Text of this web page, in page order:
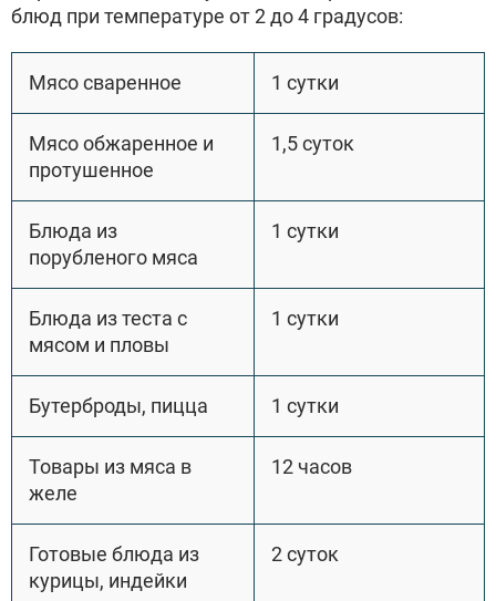
блюд при температуре от 2 до 4 градусов:
Мясо сваренное 1 сутки
Мясо обжаренное и
протушенное
1,5 суток
Блюда из
порубленого мяса
1 сутки
Блюда из теста с
мясом и пловы
1 сутки
Бутерброды, пицца 1 сутки
Товары из мяса в
желе
12 часов
Готовые блюда из
курицы, индейки
2 суток